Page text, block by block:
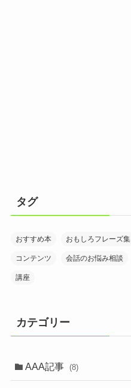
タグ
おすすめ本 おもしろフレーズ集
コンテンツ 会話のお悩み相談
講座
カテゴリー
AAA記事 (8)